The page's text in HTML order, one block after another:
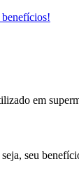
em
seu